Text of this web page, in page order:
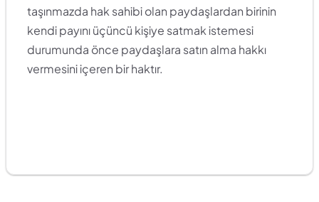
taşınmazda hak sahibi olan paydaşlardan birinin
kendi payını üçüncü kişiye satmak istemesi
durumunda önce paydaşlara satın alma hakkı
vermesini içeren bir haktır.